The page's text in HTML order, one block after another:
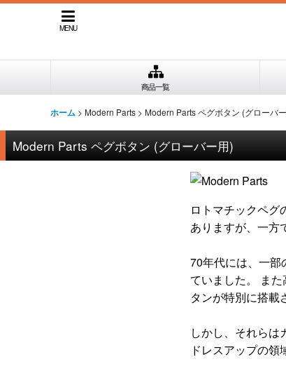
MENU
商品一覧
ホーム > Modern Parts > Modern Parts ペグボタン (グローバ
Modern Parts ペグボタン (グローバー用)
ロトマチックペ
ありますが、一方
70年代には、一部
ていました。 ま
タンが特別に搭載
しかし、それらは
ドレスアップの領